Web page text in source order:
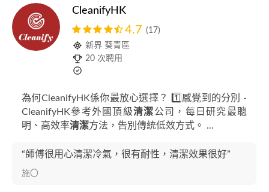
CleanifyHK
4.7 (17)
新界 葵青區
20 次聘用
為何CleanifyHK係你最放心選擇？ 1️⃣感覺到的分別 -
CleanifyHK參考外國頂級清潔公司，每日研究最聰
明、高效率清潔方法，告別傳統低效方式。 ...
“師傅很用心清潔冷氣，很有耐性，清潔效果很好”
施〇